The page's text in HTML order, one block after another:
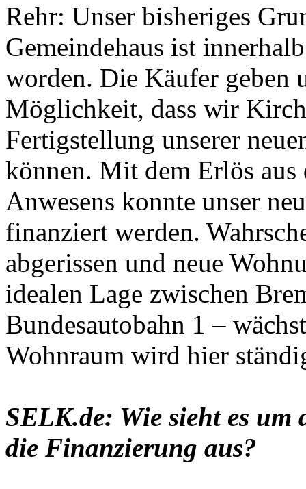
Rehr: Unser bisheriges
Gemeindehaus ist
worden. Die Käufer geben
Möglichkeit, dass wir
Fertigstellung unserer
können. Mit dem Erlös aus
Anwesens konnte unser
finanziert werden.
abgerissen und neue
idealen Lage zwischen
Bundesautobahn 1 –
Wohnraum wird hier
SELK.de: Wie sieht es
die Finanzierung aus?